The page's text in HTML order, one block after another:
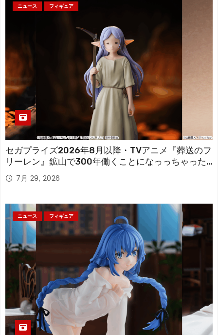
ニュース フィギュア
セガプライズ2026年8月以降・TVアニメ『葬送のフ
リーレン』鉱山で300年働くことになっっちゃった
「フリーレン」を立体化！
7月 29, 2026
ニュース フィギュア